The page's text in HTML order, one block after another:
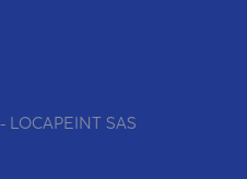
LOCAPEINT SAS